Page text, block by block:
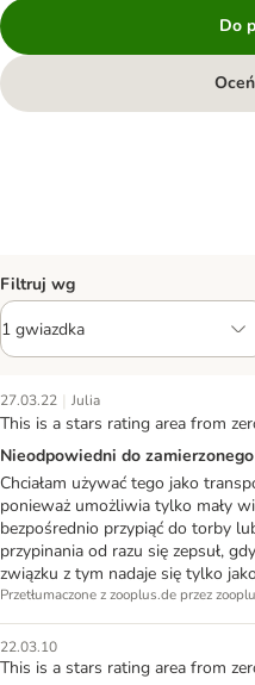
Do
Filtruj wg
27.03.22 | Julia
This is a stars rating area from
Nieodpowiedni do
Chciałam używać tego jako
ponieważ umożliwia tylko mały
bezpośrednio przypiąć do torby
przypinania od razu się zepsuł,
związku z tym nadaje się tylko
Przetłumaczone z zooplus.de przez
22.03.10
This is a stars rating area from